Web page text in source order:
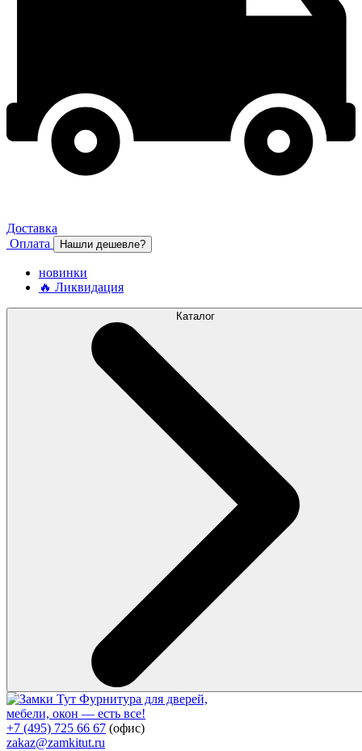
Доставка
Оплата
Нашли дешевле?
новинки
🔥 Ликвидация
Каталог
Фурнитура для дверей,
мебели, окон — есть все!
+7 (495) 725 66 67 (офис)
zakaz@zamkitut.ru